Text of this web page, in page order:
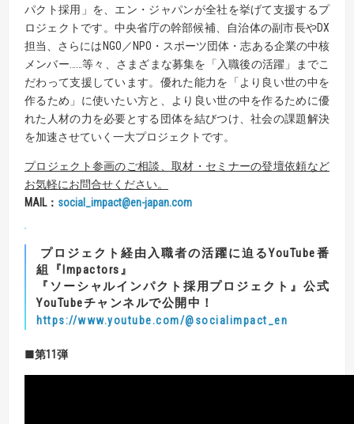
パクト採用」を、エン・ジャパンが全社を挙げて支援するプ
ロジェクトです。中央省庁の幹部候補、自治体の副市長やDX
担当、さらにはNGO／NPO・スポーツ団体・志ある企業の中核
メンバー……等々、さまざまな募集を「入職後の活躍」までこ
だわって支援しています。優れた能力を「より良い世の中を
作るため」に使いたい方と、より良い世の中を作るために優
れた人材の力を必要とする団体を結びつけ、社会の課題解決
を加速させていく一大プロジェクトです。
プロジェクト参画のご相談、取材・セミナーの登壇依頼など
お気軽にお問合せください。
MAIL： social_impact@en-japan.com
プロジェクト経由入職者の活躍に迫るYouTube番
組『Impactors』
『ソーシャルインパクト採用プロジェクト』公式
YouTubeチャンネルで公開中！
https://www.youtube.com/@socialimpact_en
■第11弾